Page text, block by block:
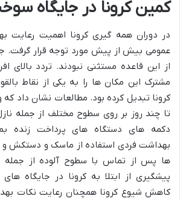
کمین کرونا در جایگاه
در دوران همه گیری کرونا اهمیت رعایت
عمومی بیش از پیش مورد توجه قرار گرفت.
از این قاعده مستثنی نبودند. تردد بالای
مشترک این مکان ها را به یکی از نقاط
کرونا تبدیل کرده بود. مطالعات نشان داد که
تا چند روز بر روی سطوح مختلف از جمله
دکمه های دستگاه های پرداخت زنده
بهداشت فردی استفاده از ماسک و دستکش
ها پس از تماس با سطوح آلوده از جمله
پیشگیری از ابتلا به کرونا در جایگاه
کاهش شیوع کرونا همچنان رعایت نکات